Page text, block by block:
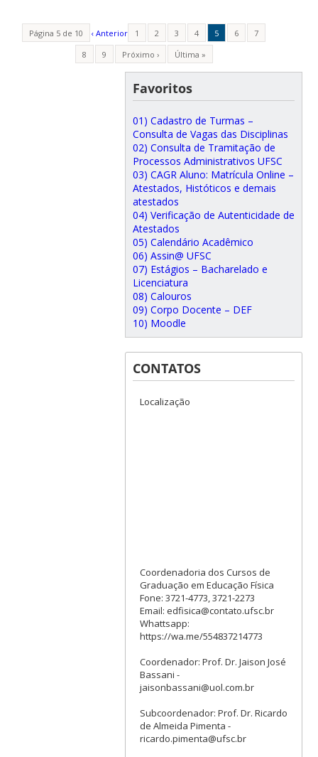
Página 5 de 10 ‹ Anterior 1 2 3 4 5 6
7
8
9 Próximo › Última »
Favoritos
01) Cadastro de Turmas –
Consulta de Vagas das Disciplinas
02) Consulta de Tramitação de
Processos Administrativos UFSC
03) CAGR Aluno: Matrícula Online –
Atestados, Históticos e demais
atestados
04) Verificação de Autenticidade de
Atestados
05) Calendário Acadêmico
06) Assin@ UFSC
07) Estágios – Bacharelado e
Licenciatura
08) Calouros
09) Corpo Docente – DEF
10) Moodle
CONTATOS
Localização
Coordenadoria dos Cursos de
Graduação em Educação Física
Fone: 3721-4773, 3721-2273
Email: edfisica@contato.ufsc.br
Whattsapp:
https://wa.me/554837214773
Coordenador: Prof. Dr. Jaison José
Bassani -
jaisonbassani@uol.com.br
Subcoordenador: Prof. Dr. Ricardo
de Almeida Pimenta -
ricardo.pimenta@ufsc.br